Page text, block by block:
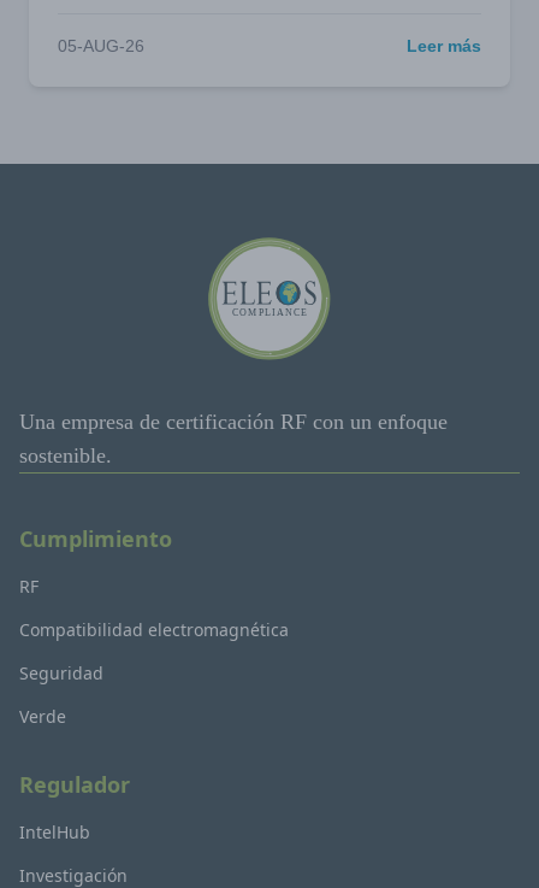
05-AUG-26 Leer más
Una empresa de certificación RF con un enfoque
sostenible.
Cumplimiento
RF
Compatibilidad electromagnética
Seguridad
Verde
Regulador
IntelHub
Investigación